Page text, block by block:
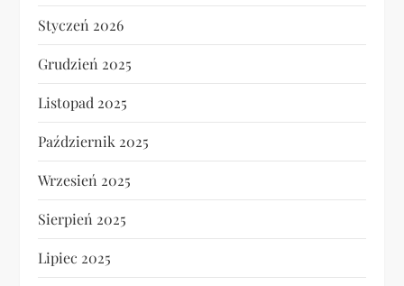
Styczeń 2026
Grudzień 2025
Listopad 2025
Październik 2025
Wrzesień 2025
Sierpień 2025
Lipiec 2025